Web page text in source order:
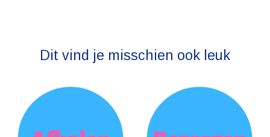
Dit vind je misschien ook leuk
Items van productcarrousel